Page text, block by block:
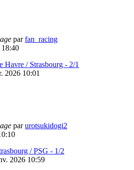
parfan_racing
Havre / Strasbourg - 2/1
2026 10:01
parurotsukidogi2
/ PSG - 1/2
2026 10:59